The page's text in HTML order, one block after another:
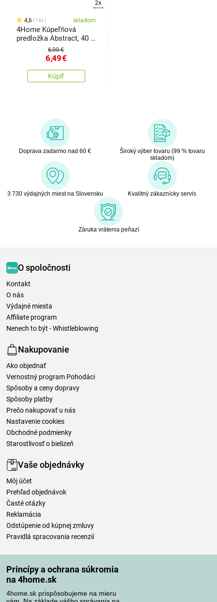
Princípy a ochrana súkromia
na 4home.sk
4home.sk prispôsobujeme na mieru
2x
4,6 14x skladom
4Home Kúpeľňová
predložka Abstract, 40 x
6,99 €
6,49€
Kúpiť
Doprava zadarmo nad 60 €
Široký výber tovaru (99 % tovaru
skladom)
3 730 výdajných miest na Slovensku Kvalitný zákaznícky servis
Záruka vrátenia peňazí
O spoločnosti
Kontakt
O nás
Výdajné miesta
Affiliate program
Nenech to být - Whistleblowing
Nakupovanie
Ako objednať
Vernostný program Pohodáci
Spôsoby a ceny dopravy
Spôsoby platby
Prečo nakupovať u nás
Nastavenie cookies
Obchodné podmienky
Starostlivosť o bielizeň
Vaše objednávky
Môj účet
Prehľad objednávok
Časté otázky
Reklamácia
Odstúpenie od kúpnej zmluvy
Pravidlá spracovania recenzií
Spôsoby platby